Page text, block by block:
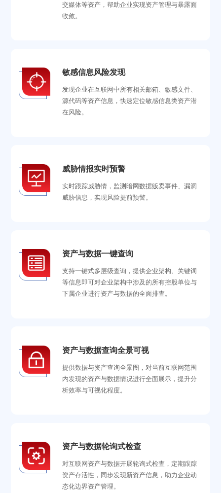
交媒体等资产，帮助企业实现资产管理与暴露面
收敛。
敏感信息风险发现
发现企业在互联网中所有相关邮箱、敏感文件、
源代码等资产信息，快速定位敏感信息类资产潜
在风险。
威胁情报实时预警
实时跟踪威胁情，监测暗网数据贩卖事件、漏洞
威胁信息，实现风险提前预警。
资产与数据一键查询
支持一键式多层级查询，提供企业架构、关键词
等信息即可对企业架构中涉及的所有控股单位与
下属企业进行资产与数据的全面排查。
资产与数据查询全景可视
提供数据与资产查询全景图，对当前互联网范围
内发现的资产与数据情况进行全面展示，提升分
析效率与可视化程度。
资产与数据轮询式检查
对互联网资产与数据开展轮询式检查，定期跟踪
资产存活性，同步发现新资产信息，助力企业动
态化边界资产管理。